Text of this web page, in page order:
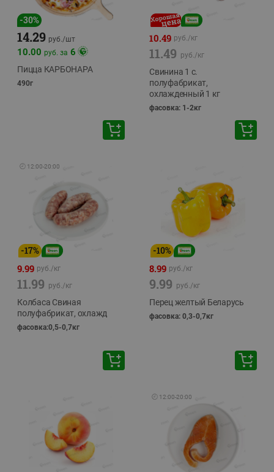
-30%
14.29 руб./шт
10.00 руб. за 6
Пицца КАРБОНАРА
490г
10.49 руб./кг
11.49 руб./кг
Свинина 1 с.
полуфабрикат,
охлажденный 1 кг
фасовка: 1-2кг
🕘 12:00-20:00
-17%
9.99 руб./кг
11.99 руб./кг
Колбаса Свиная
полуфабрикат, охлажд
фасовка:0,5-0,7кг
-10%
8.99 руб./кг
9.99 руб./кг
Перец желтый Беларусь
фасовка: 0,3-0,7кг
🕘 12:00-20:00